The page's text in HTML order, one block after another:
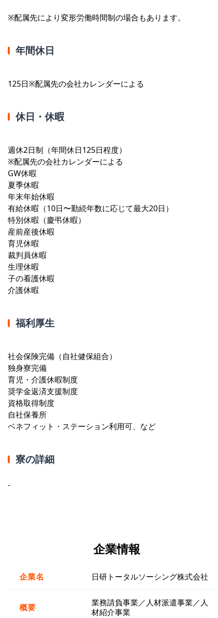
※配属先により変形労働時間制の場合もあります。
年間休日
125日※配属先の会社カレンダーによる
休日・休暇
週休2日制（年間休日125日程度）
※配属先の会社カレンダーによる
GW休暇
夏季休暇
年末年始休暇
有給休暇（10日〜勤続年数に応じて最大20日）
特別休暇（慶弔休暇）
産前産後休暇
育児休暇
裁判員休暇
生理休暇
子の看護休暇
介護休暇
福利厚生
社会保険完備（自社健保組合）
独身寮完備
育児・介護休暇制度
奨学金返済支援制度
資格取得制度
自社保養所
ベネフィット・ステーション利用可、など
寮の詳細
-
企業情報
企業名 日研トータルソーシング株式会社
概要
業務請負事業／人材派遣事業／人
材紹介事業